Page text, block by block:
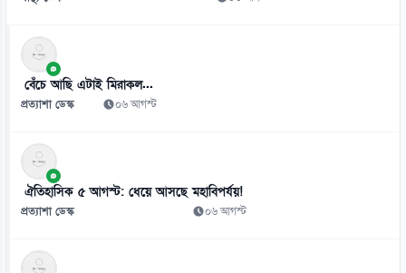
৮
স্কুলে ভর্তিতে প্রথম শ্রেণি লটারিতে ও দ্বিতীয় থেকে নবম পর্যন্ত দিতে হবে
পরীক্ষা
০৬ আগস্ট
দরপত্র ছাড়াই বিআরটিসির চার্জিং স্টেশন ও অবকাঠামো নির্মাণের সিদ্ধান্ত
০৬ আগস্ট
০৬ আগস্ট
বেঁচে আছি এটাই মিরাকল...
প্রত্যাশা ডেস্ক ০৬ আগস্ট
ঐতিহাসিক ৫ আগস্ট: ধেয়ে আসছে মহাবিপর্যয়!
প্রত্যাশা ডেস্ক ০৬ আগস্ট